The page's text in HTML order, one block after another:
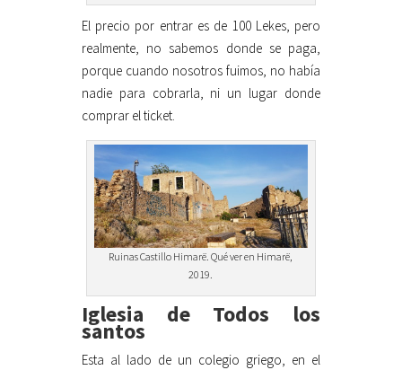
El precio por entrar es de 100 Lekes, pero
realmente, no sabemos donde se paga,
porque cuando nosotros fuimos, no había
nadie para cobrarla, ni un lugar donde
comprar el ticket.
Ruinas Castillo Himarë. Qué ver en Himarë,
2019.
Iglesia de Todos los
santos
Esta al lado de un colegio griego, en el